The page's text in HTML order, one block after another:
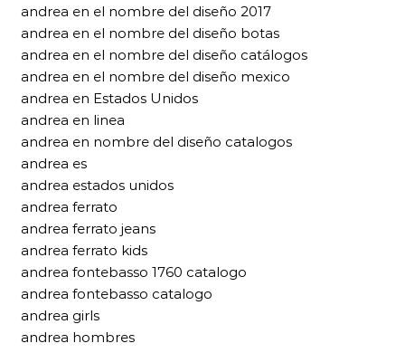
andrea en el nombre del diseño 2017
andrea en el nombre del diseño botas
andrea en el nombre del diseño catálogos
andrea en el nombre del diseño mexico
andrea en Estados Unidos
andrea en linea
andrea en nombre del diseño catalogos
andrea es
andrea estados unidos
andrea ferrato
andrea ferrato jeans
andrea ferrato kids
andrea fontebasso 1760 catalogo
andrea fontebasso catalogo
andrea girls
andrea hombres